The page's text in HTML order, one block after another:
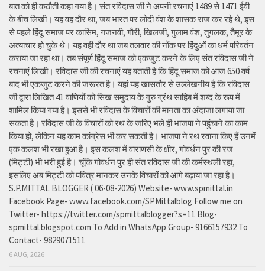
बात को ही कठौती कहा गया है। संत रविदास जी ने अपनी रचनाएं 1489 से 1471 ईवी
के बीच लिखी। यह वह दौर था, जब भारत पर लोदी वंश के शासक राज कर रहे थे, इस
से पहले हिंदू समाज पर कासिम, गजनवी, गौरी, खिलजी, गुलाम वंश, तुगलक, तैमूर के
अत्याचार हो चुके थे। यह वही दौर था जब तलवार की नोंक पर हिंदुओं का धर्म परिवर्तन
कराया जा रहा था। तब संपूर्ण हिंदू समाज को एकजुट करने के लिए संत रविदास जी ने
रचनाएं लिखी। रविदास जी की रचनाएं यह बताती है कि हिंदू समाज को आज 650 वर्ष
बाद भी एकजुट करने की जरूरत है। यहां यह खासतौर से उल्लेखनीय है कि रविदास
जी द्वारा लिखित 41 वाणियोंं को सिख समुदाय के गुरु ग्रंथ साहिब में शब्द के रूप में
शामिल किया गया है। इससे भी रविदास के विचारों की मानता का अंदाजा लगाया जा
सकता है। रविदास जी के विचारों को रथ के जरिए भले ही भाजपा ने पहुंचाने का काम
किया हो, लेकिन यह काम कांग्रेस भी कर सकती है। भाजपा ने रथ रवाना किए हैं उनमें
एक कलश भी रखा हुआ है। इस कलश में वाराणसी के क्षीर, गोवर्धन पुर की रज
(मिट्टी) भी भरी हुई है। चूंकि गोवर्धन पुर ही संत रविदास जी की कर्मस्थली रहा,
इसलिए अब मिट्टी को पवित्र मानकर उनके विचारों को आगे बढ़ाया जा रहा है।
S.P.MITTAL BLOGGER ( 06-08-2026) Website- www.spmittal.in
Facebook Page- www.facebook.com/SPMittalblog Follow me on
Twitter- https://twitter.com/spmittalblogger?s=11 Blog-
spmittal.blogspot.com To Add in WhatsApp Group- 9166157932 To
Contact- 9829071511
6 AUG, 2026